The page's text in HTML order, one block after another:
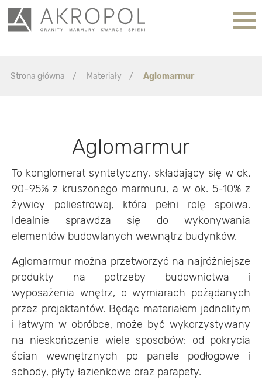
Przejdź do menu głównego
Przejdź do treści
Strona główna / Materiały / Aglomarmur
Aglomarmur
To konglomerat syntetyczny, składający się w ok.
90-95% z kruszonego marmuru, a w ok. 5-10% z
żywicy poliestrowej, która pełni rolę spoiwa.
Idealnie sprawdza się do wykonywania
elementów budowlanych wewnątrz budynków.
Aglomarmur można przetworzyć na najróżniejsze
produkty na potrzeby budownictwa i
wyposażenia wnętrz, o wymiarach pożądanych
przez projektantów. Będąc materiałem jednolitym
i łatwym w obróbce, może być wykorzystywany
na nieskończenie wiele sposobów: od pokrycia
ścian wewnętrznych po panele podłogowe i
schody, płyty łazienkowe oraz parapety.